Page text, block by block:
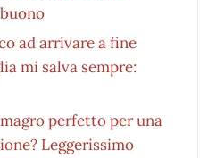
ad arrivare a fine
mi salva sempre:
perfetto per una
Leggerissimo